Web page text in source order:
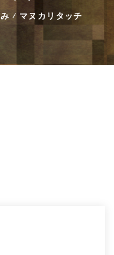
⁄ マヌカリタッチ